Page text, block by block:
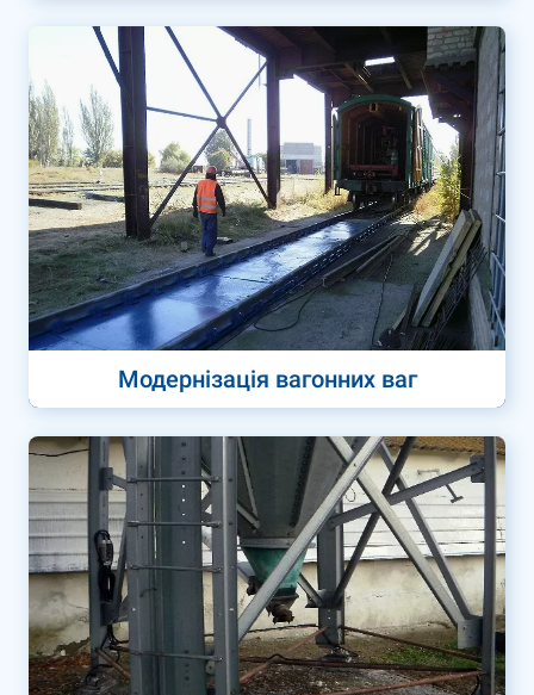
Модернізація вагонних ваг